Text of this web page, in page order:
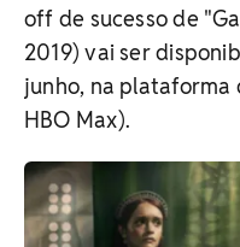
off de sucesso de
2019) vai ser
junho, na plataforma
HBO Max).